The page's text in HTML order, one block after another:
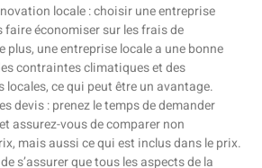
locale : choisir une entreprise
faire économiser sur les frais de
plus, une entreprise locale a une bonne
contraintes climatiques et des
locales, ce qui peut être un avantage.
devis : prenez le temps de demander
assurez-vous de comparer non
mais aussi ce qui est inclus dans le prix.
s’assurer que tous les aspects de la